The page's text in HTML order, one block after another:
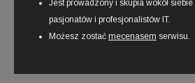
Jest prowadzony i skupia wokół siebie
pasjonatów i profesjonalistów IT.
Możesz zostać mecenasem serwisu.